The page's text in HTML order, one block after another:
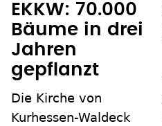
EKKW: 70.000
Bäume in drei
Jahren
gepflanzt
Die Kirche von
Kurhessen-Waldeck